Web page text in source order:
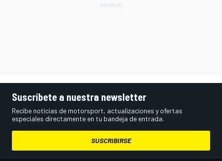
Suscríbete a nuestra newsletter
Recibe noticias de motorsport, actualizaciones y ofertas
especiales directamente en tu bandeja de entrada.
SUSCRIBIRSE